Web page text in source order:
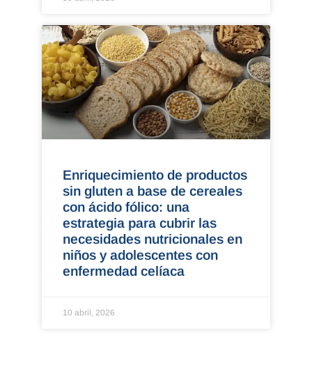
Enriquecimiento de productos
sin gluten a base de cereales
con ácido fólico: una
estrategia para cubrir las
necesidades nutricionales en
niños y adolescentes con
enfermedad celíaca
10 abril, 2026